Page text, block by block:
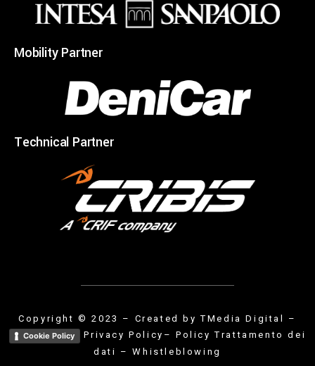
Mobility Partner
Technical Partner
Copyright © 2023 – Created byTMedia Digital –
Cookie Policy Privacy Policy – Policy Trattamento dei
dati –Whistleblowing